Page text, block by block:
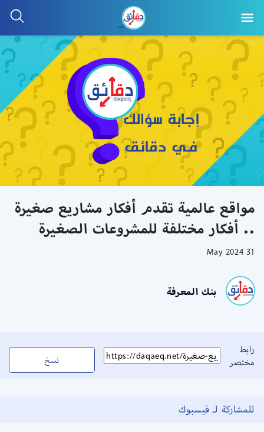
مواقع عالمية تقدم أفكار مشاريع صغيرة
.. أفكار مختلفة للمشروعات الصغيرة
31 May 2024
بنك المعرفة
رابط
مختصر
نسخ
للمشاركة لـ فيسبوك